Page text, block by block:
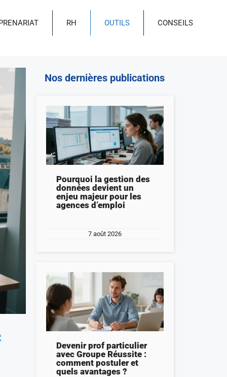
RH OUTILS CONSEILS
Nos dernières publications
Pourquoi la gestion des
données devient un
enjeu majeur pour les
agences d’emploi
7 août 2026
Devenir prof particulier
avec Groupe Réussite :
comment postuler et
quels avantages ?